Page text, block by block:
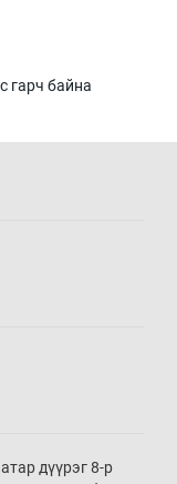
гарч байна
дүүрэг 8-р